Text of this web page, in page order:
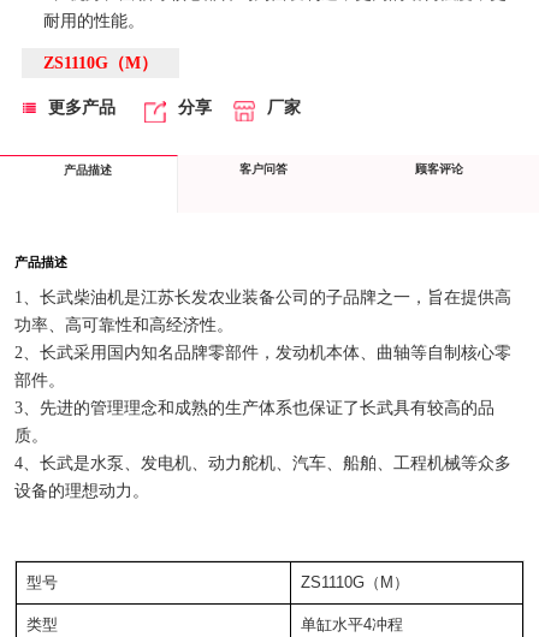
耐用的性能。
ZS1110G（M）
更多产品 分享 厂家
产品描述 客户问答 顾客评论
产品描述
1、长武柴油机是江苏长发农业装备公司的子品牌之一，旨在提供高
功率、高可靠性和高经济性。
2、长武采用国内知名品牌零部件，发动机本体、曲轴等自制核心零
部件。
3、先进的管理理念和成熟的生产体系也保证了长武具有较高的品
质。
4、长武是水泵、发电机、动力舵机、汽车、船舶、工程机械等众多
设备的理想动力。
型号 ZS1110G（M）
类型 单缸水平4冲程